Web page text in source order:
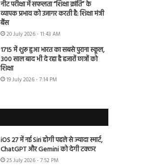
नीट परीक्षा में सफलता “शिक्षा क्रांति” के
व्यापक प्रभाव को उजागर करती है: शिक्षा मंत्री
बैंस
20 July 2026 - 11:43 AM
1715 में शुरू हुआ भारत का सबसे पुराना स्कूल,
300 साल बाद भी दे रहा है हजारों छात्रों को
शिक्षा
19 July 2026 - 7:14 PM
iOS 27 में नई Siri होगी पहले से ज्यादा स्मार्ट,
ChatGPT और Gemini को देगी टक्कर
25 July 2026 - 7:52 PM